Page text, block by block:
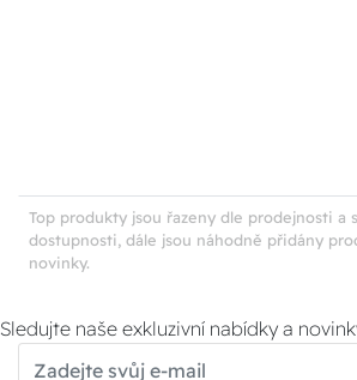
Top produkty jsou řazeny dle prodejnosti a
dostupnosti, dále jsou náhodně přidány
novinky.
Sledujte naše exkluzivní nabídky a